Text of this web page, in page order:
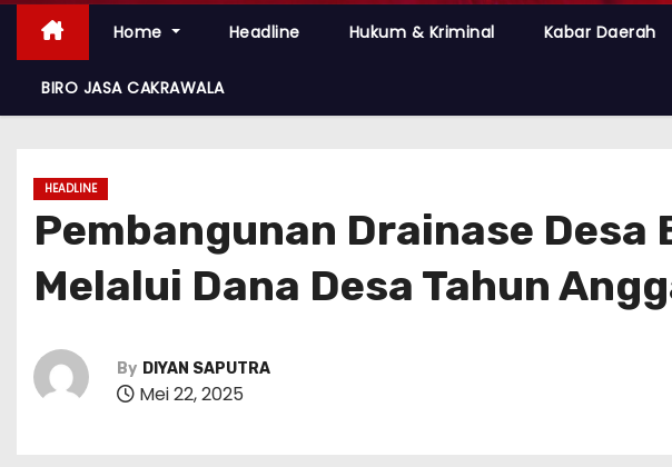
Home Headline Hukum & Kriminal Kabar Daerah
BIRO JASA CAKRAWALA
HEADLINE
Pembangunan Drainase
Melalui Dana Desa Tahun
By DIYAN SAPUTRA
Mei 22, 2025